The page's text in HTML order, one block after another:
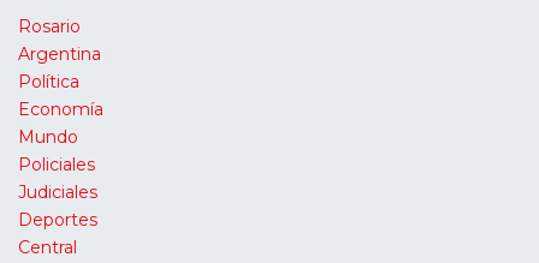
Rosario
Argentina
Política
Economía
Mundo
Policiales
Judiciales
Deportes
Central